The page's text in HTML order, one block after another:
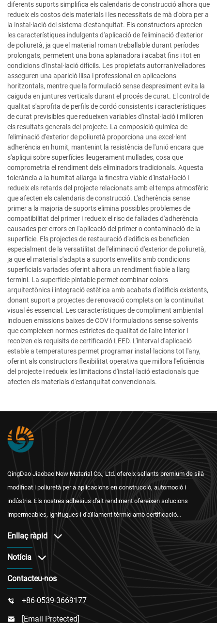
diferents suports simplifica els calendaris de construcció alhora que
redueix els costos dels materials i les necessitats de mà d'obra per a
la instal·lació del sistema d'estanquitat. Els constructors aprecien
les característiques indulgents d'aplicació de l'eliminació d'exterior
de poliuretà, ja que el material roman treballable durant períodes
prolongats, permetent una bona aplanadora i acabat fins i tot en
condicions d'instal·lació difícils. Les propietats autorranivelladores
asseguren una aparició llisa i professional en aplicacions
horitzontals, mentre que la formulació sense despresiment evita la
caiguda en juntures verticals durant el procés de curat. El control de
qualitat s'aprofita de perfils de cordó consistents i característiques
de curat previsibles que redueixen variables d'instal·lació i milloren
els resultats generals del projecte. La composició química de
l'eliminació d'exterior de poliuretà proporciona una excel·lent
adherència en humit, mantenint la resistència de l'unió encara que
s'apliqui sobre superfícies lleugerament mullades, cosa que
comprometria el rendiment dels eliminadors tradicionals. Aquesta
tolerància a la humitat allarga la finestra viable d'instal·lació i
redueix els retards del projecte relacionats amb el temps atmosfèric
que afecten els calendaris de construcció. L'adherència sense
primer a la majoria de suports elimina possibles problemes de
compatibilitat del primer i redueix el risc de fallades d'adherència
causades per errors en l'aplicació del primer o contaminació de la
superfície. Els projectes de restauració d'edificis es beneficien
especialment de la versatilitat de l'eliminació d'exterior de poliuretà,
ja que el material s'adapta a suports envellits amb condicions
superficials variades oferint alhora un rendiment fiable a llarg
termini. La superfície pintable permet combinar colors
arquitectònics i integració estètica amb acabats d'edificis existents,
donant suport a projectes de renovació complets on la continuïtat
visual és essencial. Les característiques de compliment ambiental
inclouen emissions baixes de COV i formulacions sense solvents
que compleixen normes estrictes de qualitat de l'aire interior i
recolzen els requisits de certificació LEED. L'interval d'aplicació
estable a temperatures permet programar instal·lacions tot l'any,
oferint als constructors flexibilitat operativa que millora l'eficiència
del projecte i redueix les limitacions d'instal·lació estacionals que
afecten els materials d'estanquitat convencionals.
QingDao Jiaobao New Material Co., Ltd. ofereix sellants premium de silà
modificat i poliuretà per a aplicacions en construcció, automoció i
indústria. Els nostres adhesius d'alt rendiment ofereixen solucions
impermeables, ignífugues i d'aïllament tèrmic amb certificació
Enllaç ràpid
Notícia
Contacteu-nos
 +86-0539-3669177
 [email Protected]